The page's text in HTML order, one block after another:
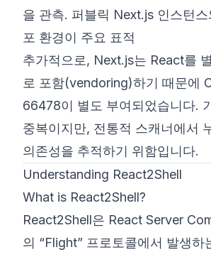
을 관측. 퍼블릭 Next.js 인스턴
포 환경이 주요 표적
추가적으로, Next.js는 React를
로 포함(vendoring)하기 때문에
66478이 별도 부여되었습니다.
중복이지만, 전통적 스캐너에서
의존성을 추적하기 위함입니다.
Understanding React2Shell
What is React2Shell?
React2Shell은 React Server
의 “Flight” 프로토콜에서 발생하